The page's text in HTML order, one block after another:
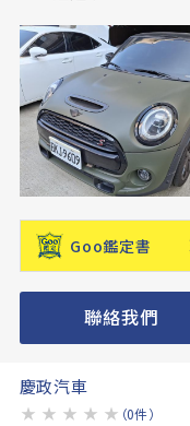
Goo鑑定書
聯絡我們
慶政汽車
★ ★ ★ ★ ★ （0件）